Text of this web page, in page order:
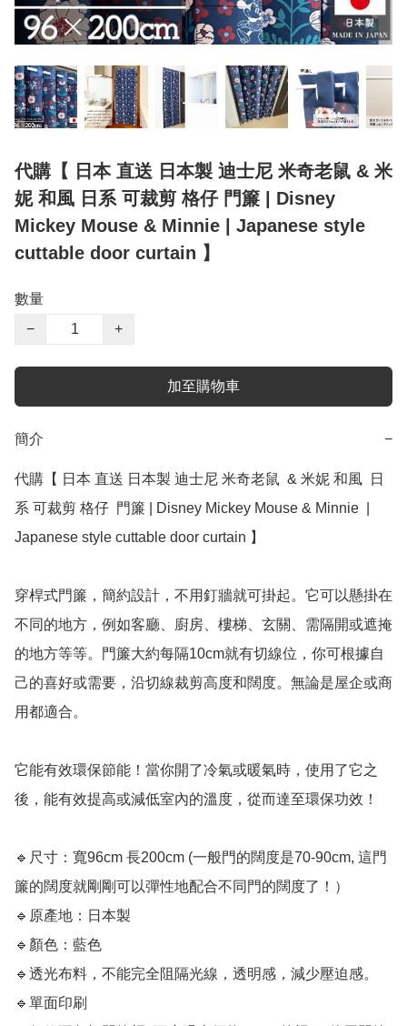
代購【 日本 直送 日本製 迪士尼 米奇老鼠 & 米
妮 和風 日系 可裁剪 格仔 門簾 | Disney
Mickey Mouse & Minnie | Japanese style
cuttable door curtain 】
數量
−
+
加至購物車
簡介 −
代購【 日本 直送 日本製 迪士尼 米奇老鼠  & 米妮 和風  日
系 可裁剪 格仔  門簾 | Disney Mickey Mouse & Minnie  |
Japanese style cuttable door curtain 】
穿桿式門簾，簡約設計，不用釘牆就可掛起。它可以懸掛在
不同的地方，例如客廳、廚房、樓梯、玄關、需隔開或遮掩
的地方等等。門簾大約每隔10cm就有切線位，你可根據自
己的喜好或需要，沿切線裁剪高度和闊度。無論是屋企或商
用都適合。
它能有效環保節能！當你開了冷氣或暖氣時，使用了它之
後，能有效提高或減低室內的溫度，從而達至環保功效！
🔹尺寸：寬96cm 長200cm (一般門的闊度是70-90cm, 這門
簾的闊度就剛剛可以彈性地配合不同門的闊度了！）
🔹原產地：日本製
🔹顏色：藍色
🔹透光布料，不能完全阻隔光線，透明感，減少壓迫感。
🔹單面印刷